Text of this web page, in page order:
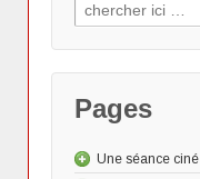
Pages
Une séance ciné